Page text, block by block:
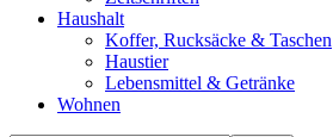
Haushalt
Koffer, Rucksäcke & Taschen
Haustier
Lebensmittel & Getränke
Wohnen